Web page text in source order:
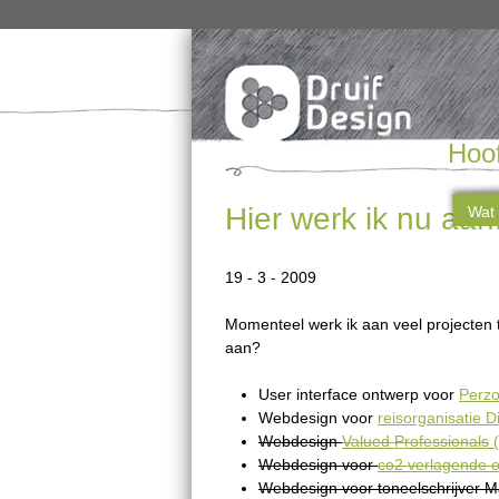
Hier werk ik nu
19 - 3 - 2009
Momenteel werk ik aan veel
aan?
User interface ontwerp voor
Webdesign voor reisorganisatie
WebdesignValued Professionals
Webdesign voorco2 verlagende
Webdesign voor toneelschrijver
Wat